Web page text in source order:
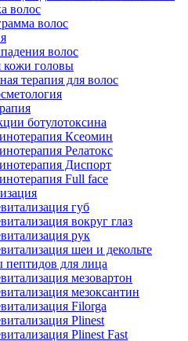
волос
волос
волос
кожи головы
терапия для волос
ботулотоксина
Ксеомин
Релатокс
Диспорт
Full face
губ
вокруг глаз
рук
шеи и декольте
пептидов для лица
мезовартон
мезоксантин
Filorga
Plinest
Plinest Fast